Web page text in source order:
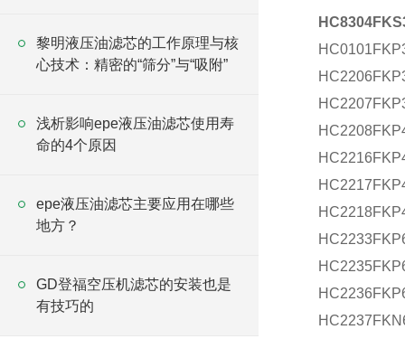
黎明液压油滤芯的工作原理与核
心技术：精密的“筛分”与“吸附”
浅析影响epe液压油滤芯使用寿
命的4个原因
epe液压油滤芯主要应用在哪些
地方？
GD登福空压机滤芯的安装也是
有技巧的